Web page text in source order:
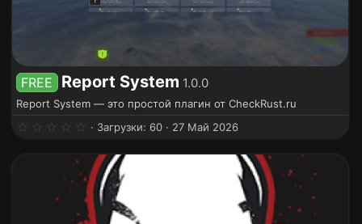
FREE Report System 1.0.0
Report System — это простой плагин от CheckRust.ru
0
з
в
ё
з
д
Загрузки 60 27 Май 2026